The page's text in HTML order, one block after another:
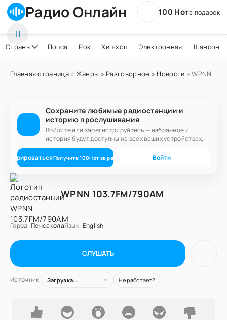
Радио Онлайн 100 Нотв подарок
Страны Попса Рок Хип-хоп Электронная Шансон
Главная страница» Жанры » Разговорное » Новости » WPNN 103.7FM/790AM
Сохраните любимые радиостанции и
историю прослушивания
Войдите или зарегистрируйтесь — избранное и
история будут доступны на всех ваших устройствах.
Получите100Нот за регистрацию Войти
WPNN 103.7FM/790AM
Город:ПенсаколаЯзык: English
СЛУШАТЬ
Источник: Загрузка... Не работает?